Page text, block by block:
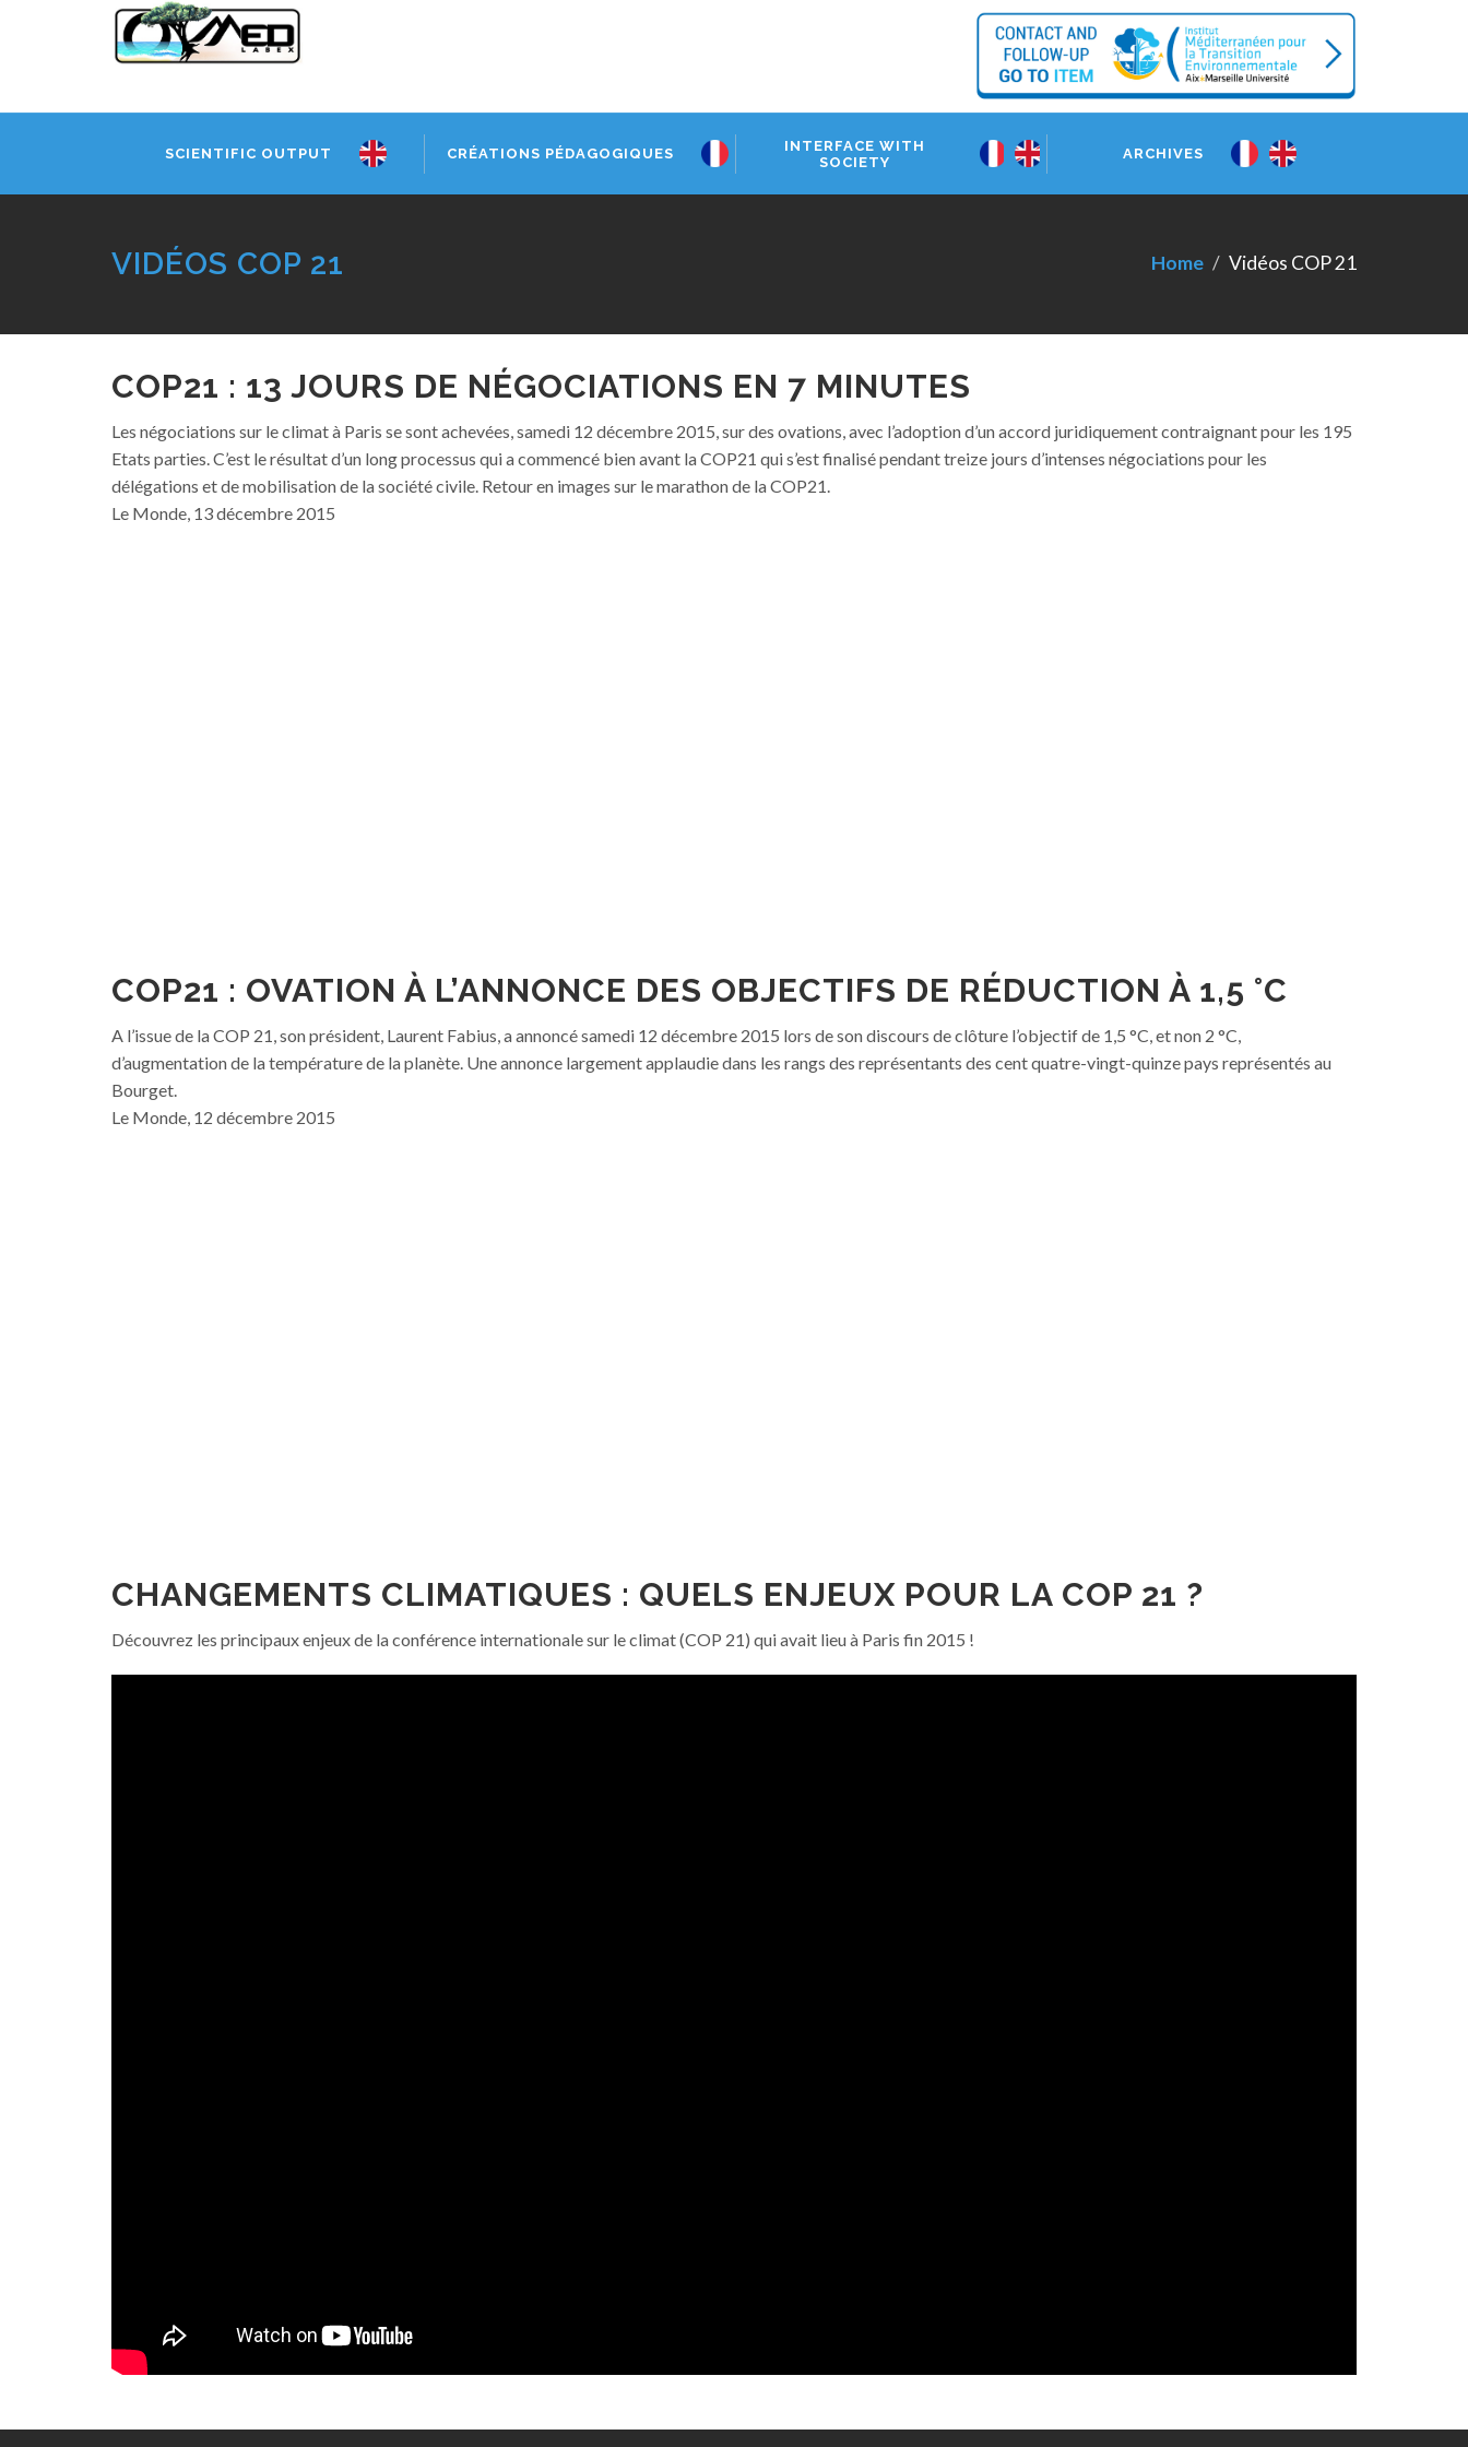
SCIENTIFIC OUTPUT CRÉATIONS PÉDAGOGIQUES
INTERFACE WITH
SOCIETY
ARCHIVES
VIDÉOS COP 21 Home Vidéos COP 21
COP21 : 13 JOURS DE NÉGOCIATIONS EN 7 MINUTES
Les négociations sur le climat à Paris se sont achevées, samedi 12 décembre 2015, sur des ovations, avec l’adoption d’un accord juridiquement contraignant pour les 195
Etats parties. C’est le résultat d’un long processus qui a commencé bien avant la COP21 qui s’est finalisé pendant treize jours d’intenses négociations pour les
délégations et de mobilisation de la société civile. Retour en images sur le marathon de la COP21.
Le Monde, 13 décembre 2015
COP21 : OVATION À L’ANNONCE DES OBJECTIFS DE RÉDUCTION À 1,5 °C
A l’issue de la COP 21, son président, Laurent Fabius, a annoncé samedi 12 décembre 2015 lors de son discours de clôture l’objectif de 1,5 °C, et non 2 °C,
d’augmentation de la température de la planète. Une annonce largement applaudie dans les rangs des représentants des cent quatre-vingt-quinze pays représentés au
Bourget.
Le Monde, 12 décembre 2015
CHANGEMENTS CLIMATIQUES : QUELS ENJEUX POUR LA COP 21 ?
Découvrez les principaux enjeux de la conférence internationale sur le climat (COP 21) qui avait lieu à Paris fin 2015 !